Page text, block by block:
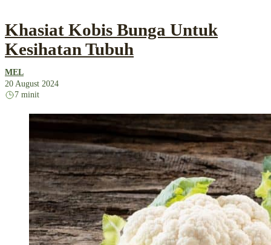
Khasiat Kobis Bunga Untuk
Kesihatan Tubuh
MEL
20 August 2024
7 minit